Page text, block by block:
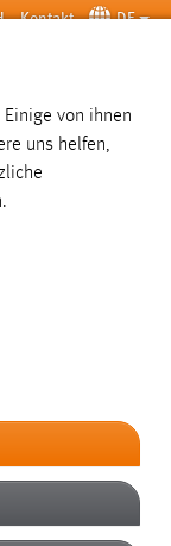
Kontakt DE
SUCHE
von ihnen
uns helfen,